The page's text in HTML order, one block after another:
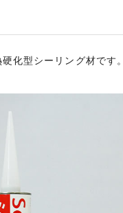
化型シーリング材です。